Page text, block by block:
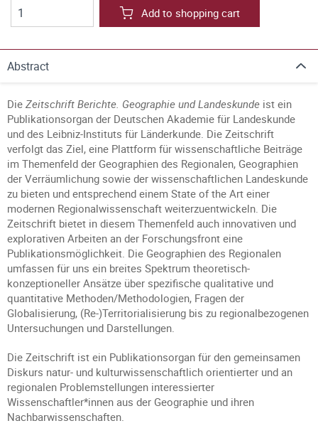
Add to shopping cart
Abstract
Die Zeitschrift Berichte. Geographie und Landeskunde ist ein
Publikationsorgan der Deutschen Akademie für Landeskunde
und des Leibniz-Instituts für Länderkunde. Die Zeitschrift
verfolgt das Ziel, eine Plattform für wissenschaftliche Beiträge
im Themenfeld der Geographien des Regionalen, Geographien
der Verräumlichung sowie der wissenschaftlichen Landeskunde
zu bieten und entsprechend einem State of the Art einer
modernen Regionalwissenschaft weiterzuentwickeln. Die
Zeitschrift bietet in diesem Themenfeld auch innovativen und
explorativen Arbeiten an der Forschungsfront eine
Publikationsmöglichkeit. Die Geographien des Regionalen
umfassen für uns ein breites Spektrum theoretisch-
konzeptioneller Ansätze über spezifische qualitative und
quantitative Methoden/Methodologien, Fragen der
Globalisierung, (Re-)Territorialisierung bis zu regionalbezogenen
Untersuchungen und Darstellungen.
Die Zeitschrift ist ein Publikationsorgan für den gemeinsamen
Diskurs natur- und kulturwissenschaftlich orientierter und an
regionalen Problemstellungen interessierter
Wissenschaftler*innen aus der Geographie und ihren
Nachbarwissenschaften.